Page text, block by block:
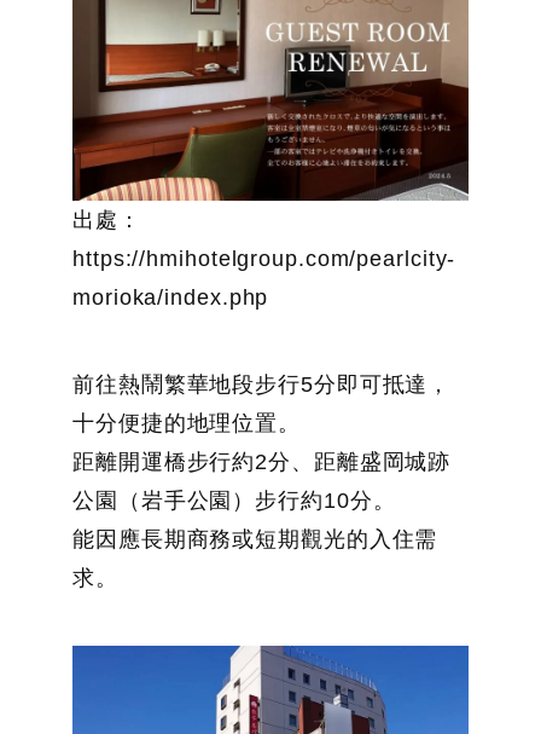
出處：
https://hmihotelgroup.com/pearlcity-
morioka/index.php
前往熱鬧繁華地段步行5分即可抵達，
十分便捷的地理位置。
距離開運橋步行約2分、距離盛岡城跡
公園（岩手公園）步行約10分。
能因應長期商務或短期觀光的入住需
求。